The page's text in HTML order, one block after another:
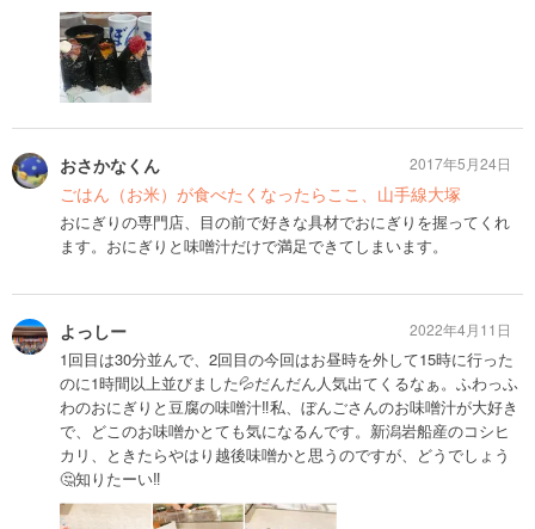
おさかなくん
ごはん（お米）が食べたくなったらここ、山手線大塚
おにぎりの専門店、目の前で好きな具材でおにぎりを握ってくれ
ます。おにぎりと味噌汁だけで満足できてしまいます。
2017年5月24日
よっしー
1回目は30分並んで、2回目の今回はお昼時を外して15時に行った
のに1時間以上並びました💦だんだん人気出てくるなぁ。ふわっふ
わのおにぎりと豆腐の味噌汁‼️私、ぼんごさんのお味噌汁が大好き
で、どこのお味噌かとても気になるんです。新潟岩船産のコシヒ
カリ、ときたらやはり越後味噌かと思うのですが、どうでしょう
🤔知りたーい‼️
2022年4月11日